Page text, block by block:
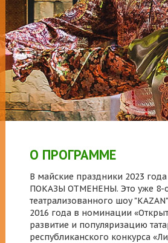
О ПРОГРАММЕ
В майские праздники 2023
ПОКАЗЫ ОТМЕНЕНЫ. Это уже 8-
театрализованного шоу
2016 года в номинации
развитие и популяризацию
республиканского конкурса